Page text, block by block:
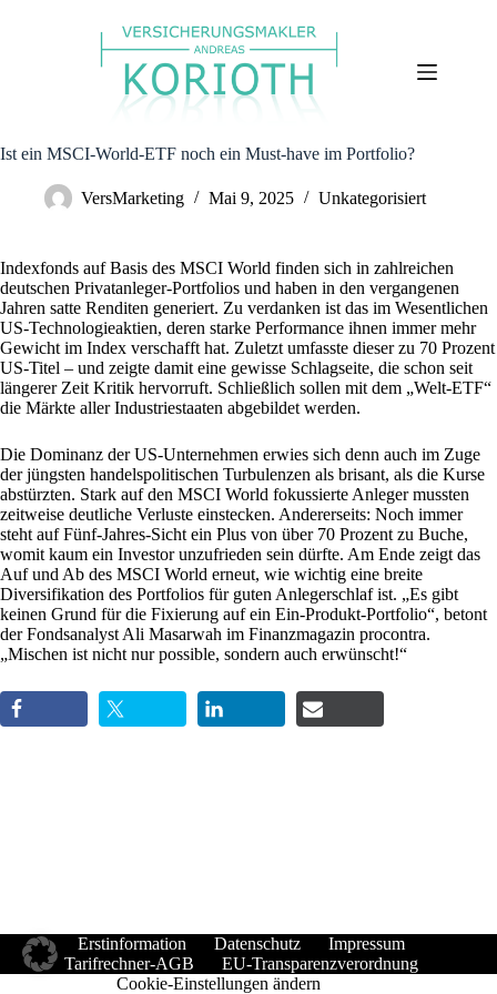
Ist ein MSCI-World-ETF noch ein Must-have im Portfolio?
VersMarketing Mai 9, 2025 Unkategorisiert
Indexfonds auf Basis des MSCI World finden sich in zahlreichen
deutschen Privatanleger-Portfolios und haben in den vergangenen
Jahren satte Renditen generiert. Zu verdanken ist das im Wesentlichen
US-Technologieaktien, deren starke Performance ihnen immer mehr
Gewicht im Index verschafft hat. Zuletzt umfasste dieser zu 70 Prozent
US-Titel – und zeigte damit eine gewisse Schlagseite, die schon seit
längerer Zeit Kritik hervorruft. Schließlich sollen mit dem „Welt-ETF“
die Märkte aller Industriestaaten abgebildet werden.
Die Dominanz der US-Unternehmen erwies sich denn auch im Zuge
der jüngsten handelspolitischen Turbulenzen als brisant, als die Kurse
abstürzten. Stark auf den MSCI World fokussierte Anleger mussten
zeitweise deutliche Verluste einstecken. Andererseits: Noch immer
steht auf Fünf-Jahres-Sicht ein Plus von über 70 Prozent zu Buche,
womit kaum ein Investor unzufrieden sein dürfte. Am Ende zeigt das
Auf und Ab des MSCI World erneut, wie wichtig eine breite
Diversifikation des Portfolios für guten Anlegerschlaf ist. „Es gibt
keinen Grund für die Fixierung auf ein Ein-Produkt-Portfolio“, betont
der Fondsanalyst Ali Masarwah im Finanzmagazin procontra.
„Mischen ist nicht nur possible, sondern auch erwünscht!“
Erstinformation Datenschutz
Impressum
Tarifrechner-AGB
EU-Transparenzverordnung
Cookie-Einstellungen ändern